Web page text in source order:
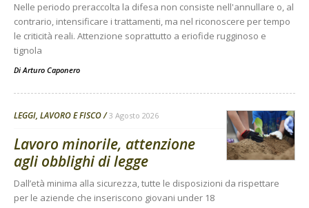
Nelle periodo preraccolta la difesa non consiste nell'annullare o, al
contrario, intensificare i trattamenti, ma nel riconoscere per tempo
le criticità reali. Attenzione soprattutto a eriofide rugginoso e
tignola
DiArturo Caponero
LEGGI, LAVORO E FISCO 3 Agosto 2026
Lavoro minorile, attenzione
agli obblighi di legge
Dall’età minima alla sicurezza, tutte le disposizioni da rispettare
per le aziende che inseriscono giovani under 18